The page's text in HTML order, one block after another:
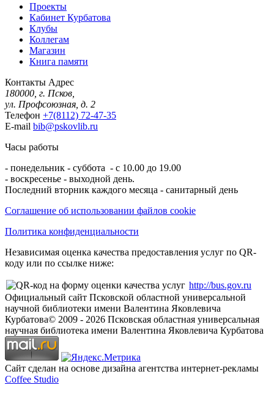
Проекты
Кабинет Курбатова
Клубы
Коллегам
Магазин
Книга памяти
Контакты Адрес
180000, г. Псков,
ул. Профсоюзная, д. 2
Телефон +7(8112) 72-47-35
E-mail bib@pskovlib.ru
Часы работы
- понедельник - суббота - с 10.00 до 19.00
- воскресенье - выходной день.
Последний вторник каждого месяца - санитарный день
Соглашение об использовании файлов cookie
Политика конфиденциальности
Независимая оценка качества предоставления услуг по QR-
коду или по ссылке ниже:
http://bus.gov.ru
Официальный сайт Псковской областной универсальной
научной библиотеки имени Валентина Яковлевича
Курбатова© 2009 - 2026 Псковская областная универсальная
научная библиотека имени Валентина Яковлевича Курбатова
Сайт сделан на основе дизайна агентства интернет-рекламы
Coffee Studio